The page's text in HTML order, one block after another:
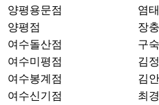
양평용문점
염
양평점
장
여수돌산점
구
여수미평점
김
여수봉계점
김
여수신기점
최